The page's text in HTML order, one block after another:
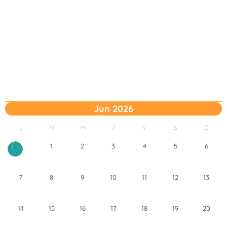
Jun 2026
L M M J V S D
30 1 2 3 4 5 6
7 8 9 10 11 12 13
14 15 16 17 18 19 20